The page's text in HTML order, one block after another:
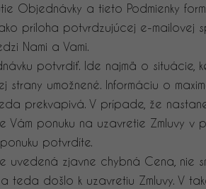
Objednávky a tieto Podmienky
príloha potvrdzujúcej e-mailovej
Nami a Vami.
potvrdiť. Ide najmä o
umožnené. Informáciu o
prekvapivá. V prípade, že
Vám ponuku na uzavretie Zmluvy
potvrdíte.
zjavne chybná Cena, nie
došlo k uzavretiu Zmluvy. V